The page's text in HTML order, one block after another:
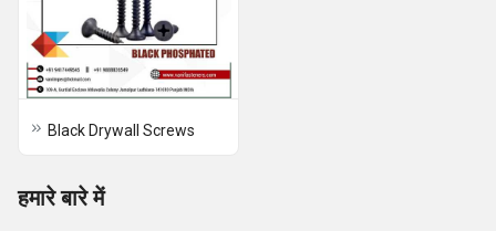
Black Drywall Screws
हमारे बारे में